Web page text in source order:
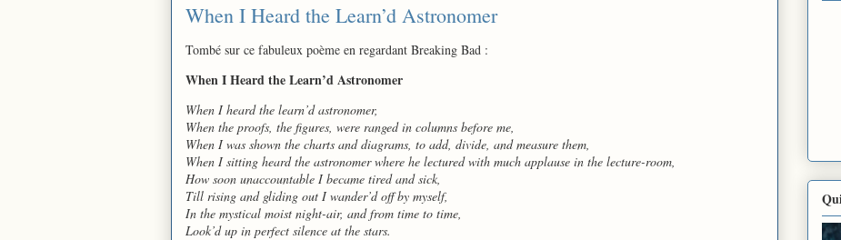
When I Heard the Learn’d Astronomer
Tombé sur ce fabuleux poème en regardant Breaking Bad :
When I Heard the Learn’d Astronomer
When I heard the learn’d astronomer,
When the proofs, the figures, were ranged in columns before me,
When I was shown the charts and diagrams, to add, divide, and measure them,
When I sitting heard the astronomer where he lectured with much applause in the lecture-room,
How soon unaccountable I became tired and sick,
Till rising and gliding out I wander’d off by myself,
In the mystical moist night-air, and from time to time,
Look’d up in perfect silence at the stars.